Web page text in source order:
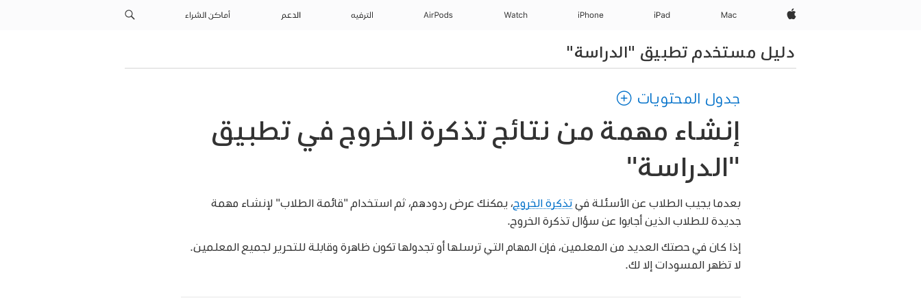
Apple‏
Mac
iPad‏
iPhone
Watch
AirPods الترفيه الدعم أماكن الشراء
دليل مستخدم تطبيق "الدراسة"
جدول المحتويات
إنشاء مهمة من نتائج تذكرة الخروج في تطبيق
"الدراسة"
بعدما يجيب الطلاب عن الأسئلة فيتذكرة الخروج، يمكنك عرض ردودهم، ثم استخدام "قائمة الطلاب" لإنشاء مهمة
جديدة للطلاب الذين أجابوا عن سؤال تذكرة الخروج.
إذا كان في حصتك العديد من المعلمين، فإن المهام التي ترسلها أو تجدولها تكون ظاهرة وقابلة للتحرير لجميع المعلمين.
لا تظهر المسودات إلا لك.